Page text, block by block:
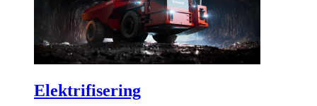
Elektrifisering